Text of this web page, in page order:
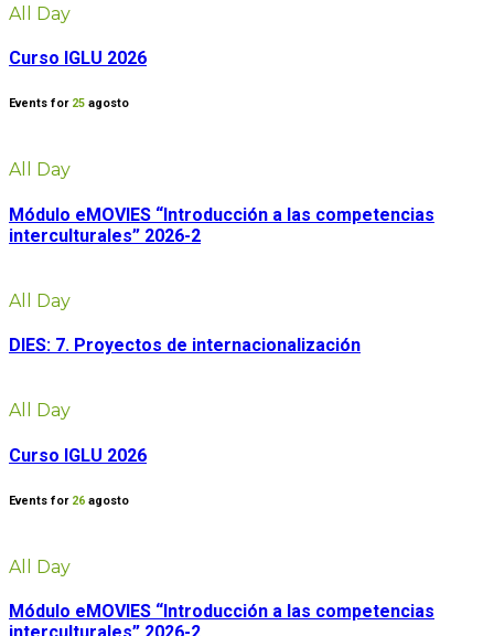
All Day
Curso IGLU 2026
Events for 25 agosto
All Day
Módulo eMOVIES “Introducción a las competencias
interculturales” 2026-2
All Day
DIES: 7. Proyectos de internacionalización
All Day
Curso IGLU 2026
Events for 26 agosto
All Day
Módulo eMOVIES “Introducción a las competencias